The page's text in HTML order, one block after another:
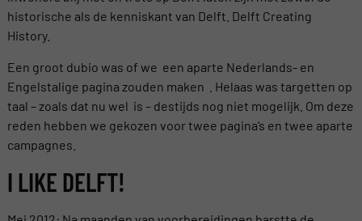
historische als de kenniskant van Delft. Delft Creating
History.
Een groot dubio was of we een aparte Nederlands- en
Engelstalige pagina zouden maken . Helaas was targetten op
taal – zoals dat nu wel is – destijds nog niet mogelijk. Om deze
reden hebben we gekozen voor twee pagina’s en twee aparte
campagnes.
I LIKE DELFT!